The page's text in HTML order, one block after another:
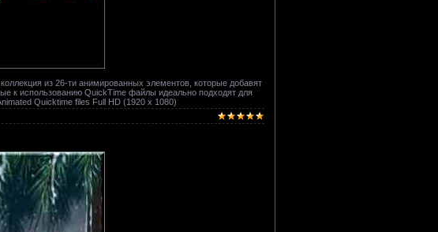
из 26-ти анимированных элементов, которые добавят
к использованию QuickTime файлы идеально подходят для
Quicktime files Full HD (1920 x 1080)